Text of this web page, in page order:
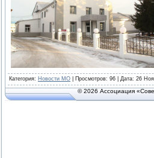
Категория: Новости МО Просмотров: 96 | Дата: 26
© 2026 Ассоциация